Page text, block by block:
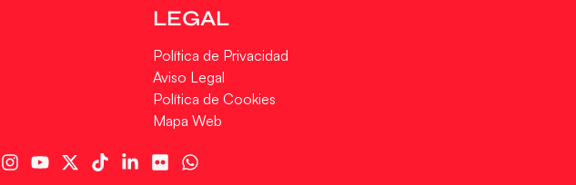
LEGAL
Política de Privacidad
Aviso Legal
Política de Cookies
Mapa Web